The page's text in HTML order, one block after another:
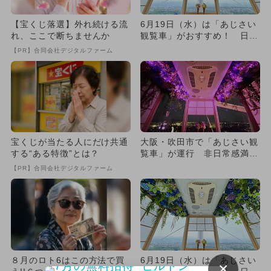
【宝くじ落選】外れ続ける流
れ、ここで断ちませんか
【PR】合同会社デジタルファーム
6月19日（水）は「あじさい
観覧車」がおすすめ！ 日本
宝くじが当たる人にだけ共通
する“ある特徴”とは？
【PR】合同会社デジタルファーム
大阪・吹田市で「あじさい観
覧車」が運行 非日常感満載
も
８月のロト6はこの方法で買
6月19日（水）は「あじさい